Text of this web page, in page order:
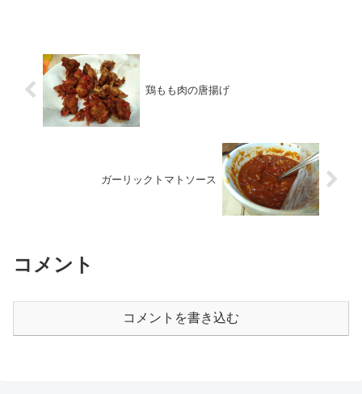
鶏もも肉の唐揚げ
ガーリックトマトソース
コメント
コメントを書き込む